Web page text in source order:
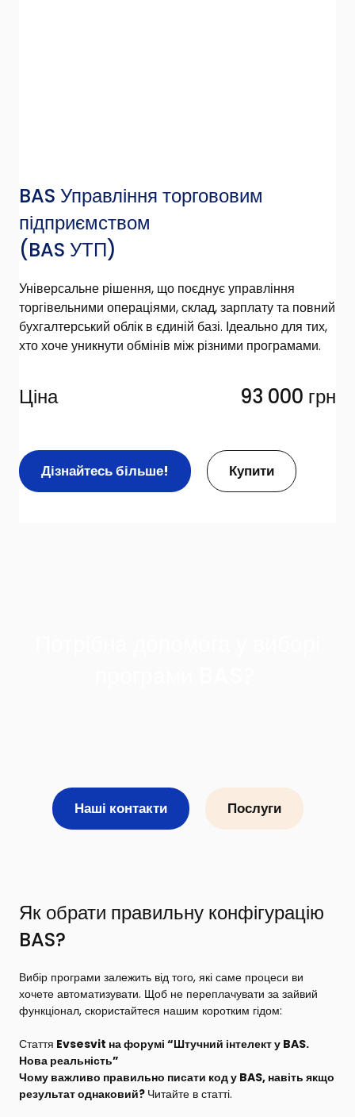
BAS Управління торгововим
підприємством
(BAS УТП)
Універсальне рішення, що поєднує управління
торгівельними операціями, склад, зарплату та повний
бухгалтерський облік в єдиній базі. Ідеально для тих,
хто хоче уникнути обмінів між різними програмами.
Ціна 93 000 грн
Дізнайтесь більше! Купити
Наші контакти Послуги
Як обрати правильну конфігурацію
BAS?
Вибір програми залежить від того, які саме процеси ви
хочете автоматизувати. Щоб не переплачувати за зайвий
функціонал, скористайтеся нашим коротким гідом:
Стаття Evsesvit на форумі “Штучний інтелект у BAS.
Нова реальність”
Чому важливо правильно писати код у BAS, навіть якщо
результат однаковий? Читайте в статті.